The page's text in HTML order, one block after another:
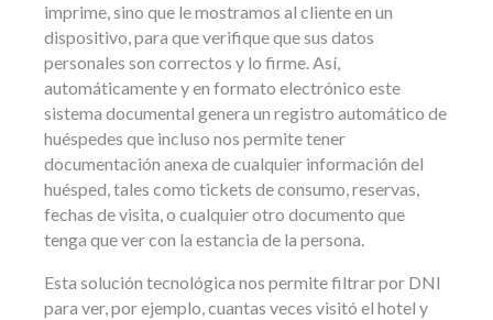
imprime, sino que le mostramos al cliente en un
dispositivo, para que verifique que sus datos
personales son correctos y lo firme. Así,
automáticamente y en formato electrónico este
sistema documental genera un registro automático de
huéspedes que incluso nos permite tener
documentación anexa de cualquier información del
huésped, tales como tickets de consumo, reservas,
fechas de visita, o cualquier otro documento que
tenga que ver con la estancia de la persona.
Esta solución tecnológica nos permite filtrar por DNI
para ver, por ejemplo, cuantas veces visitó el hotel y